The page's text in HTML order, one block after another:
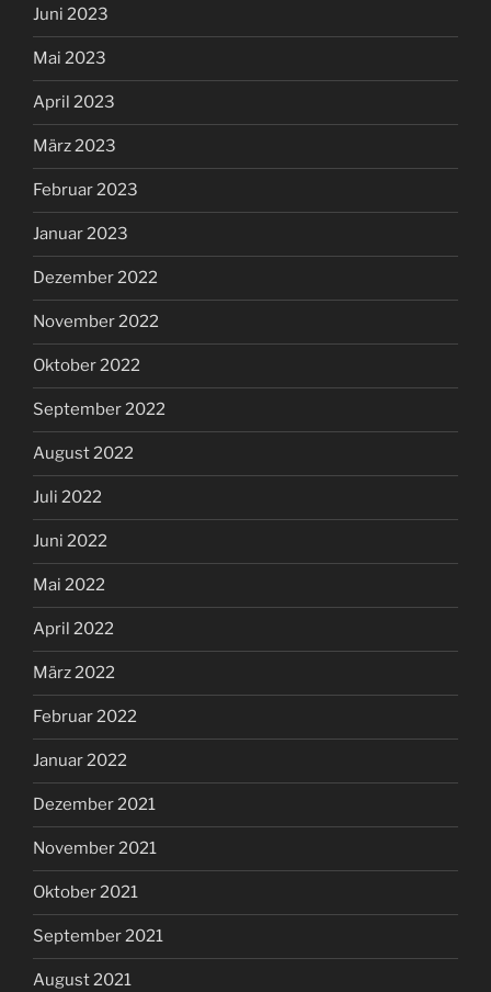
Juni 2023
Mai 2023
April 2023
März 2023
Februar 2023
Januar 2023
Dezember 2022
November 2022
Oktober 2022
September 2022
August 2022
Juli 2022
Juni 2022
Mai 2022
April 2022
März 2022
Februar 2022
Januar 2022
Dezember 2021
November 2021
Oktober 2021
September 2021
August 2021